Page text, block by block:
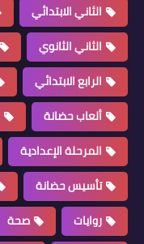
الثاني الابتدائي
الثاني الثانوي
الرابع الابتدائي
ألعاب حضانة
المرحلة الإعدادية
تأسيس حضانة
روايات
صحة